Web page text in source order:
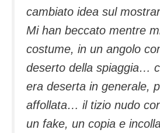
cambiato idea sul
Mi han beccato mentre
costume, in un angolo
deserto della spiaggia…
era deserta in generale,
affollata… il tizio nudo
un fake, un copia e